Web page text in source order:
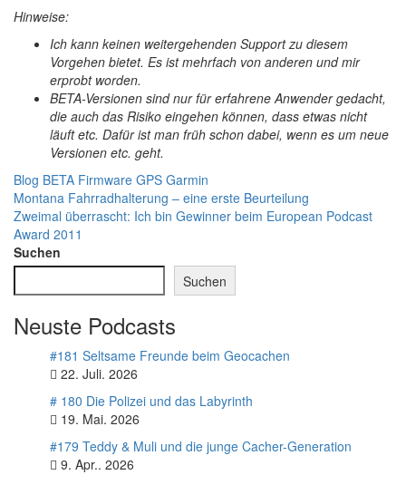
Hinweise:
Ich kann keinen weitergehenden Support zu diesem
Vorgehen bietet. Es ist mehrfach von anderen und mir
erprobt worden.
BETA-Versionen sind nur für erfahrene Anwender gedacht,
die auch das Risiko eingehen können, dass etwas nicht
läuft etc. Dafür ist man früh schon dabei, wenn es um neue
Versionen etc. geht.
Blog BETA Firmware GPS Garmin
Beitragsnavigation
Montana Fahrradhalterung – eine erste Beurteilung
Zweimal überrascht: Ich bin Gewinner beim European Podcast
Award 2011
Suchen
Suchen
Neuste Podcasts
#181 Seltsame Freunde beim Geocachen
22. Juli. 2026
# 180 Die Polizei und das Labyrinth
19. Mai. 2026
#179 Teddy & Muli und die junge Cacher-Generation
9. Apr.. 2026